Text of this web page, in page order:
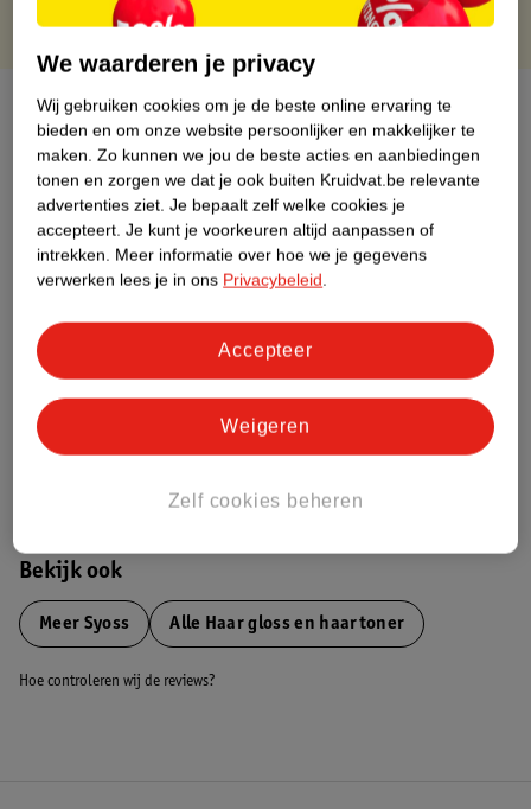
Over dit product
Productinformatie
Etiketinformatie
Impact Score.
Bekijk ook
Meer Syoss Alle Haar gloss en haartoner
Hoe controleren wij de reviews?
We waarderen je privacy
Wij gebruiken cookies om je de beste online ervaring te
bieden en om onze website persoonlijker en makkelijker te
maken. Zo kunnen we jou de beste acties en aanbiedingen
tonen en zorgen we dat je ook buiten Kruidvat.be relevante
advertenties ziet. Je bepaalt zelf welke cookies je
accepteert. Je kunt je voorkeuren altijd aanpassen of
intrekken. Meer informatie over hoe we je gegevens
verwerken lees je in ons Privacybeleid.
Zelf cookies beheren
Weigeren
Accepteer